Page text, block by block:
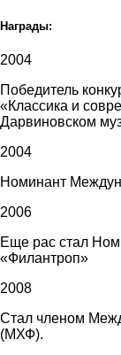
Награды:
2004
Победитель
«Классика и
Дарвиновском
2004
Номинант
2006
Еще рас стал
«Филантроп»
2008
Стал членом
(МХФ).